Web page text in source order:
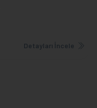
Detayları İncele